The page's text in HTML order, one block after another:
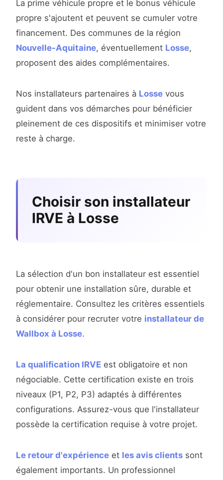
La prime véhicule propre et le bonus véhicule
propre s'ajoutent et peuvent se cumuler votre
financement. Des communes de la région
Nouvelle-Aquitaine, éventuellement Losse,
proposent des aides complémentaires.
Nos installateurs partenaires à Losse vous
guident dans vos démarches pour bénéficier
pleinement de ces dispositifs et minimiser votre
reste à charge.
Choisir son installateur
IRVE à Losse
La sélection d'un bon installateur est essentiel
pour obtenir une installation sûre, durable et
réglementaire. Consultez les critères essentiels
à considérer pour recruter votre installateur de
Wallbox à Losse.
La qualification IRVE est obligatoire et non
négociable. Cette certification existe en trois
niveaux (P1, P2, P3) adaptés à différentes
configurations. Assurez-vous que l'installateur
possède la certification requise à votre projet.
Le retour d'expérience et les avis clients sont
également importants. Un professionnel